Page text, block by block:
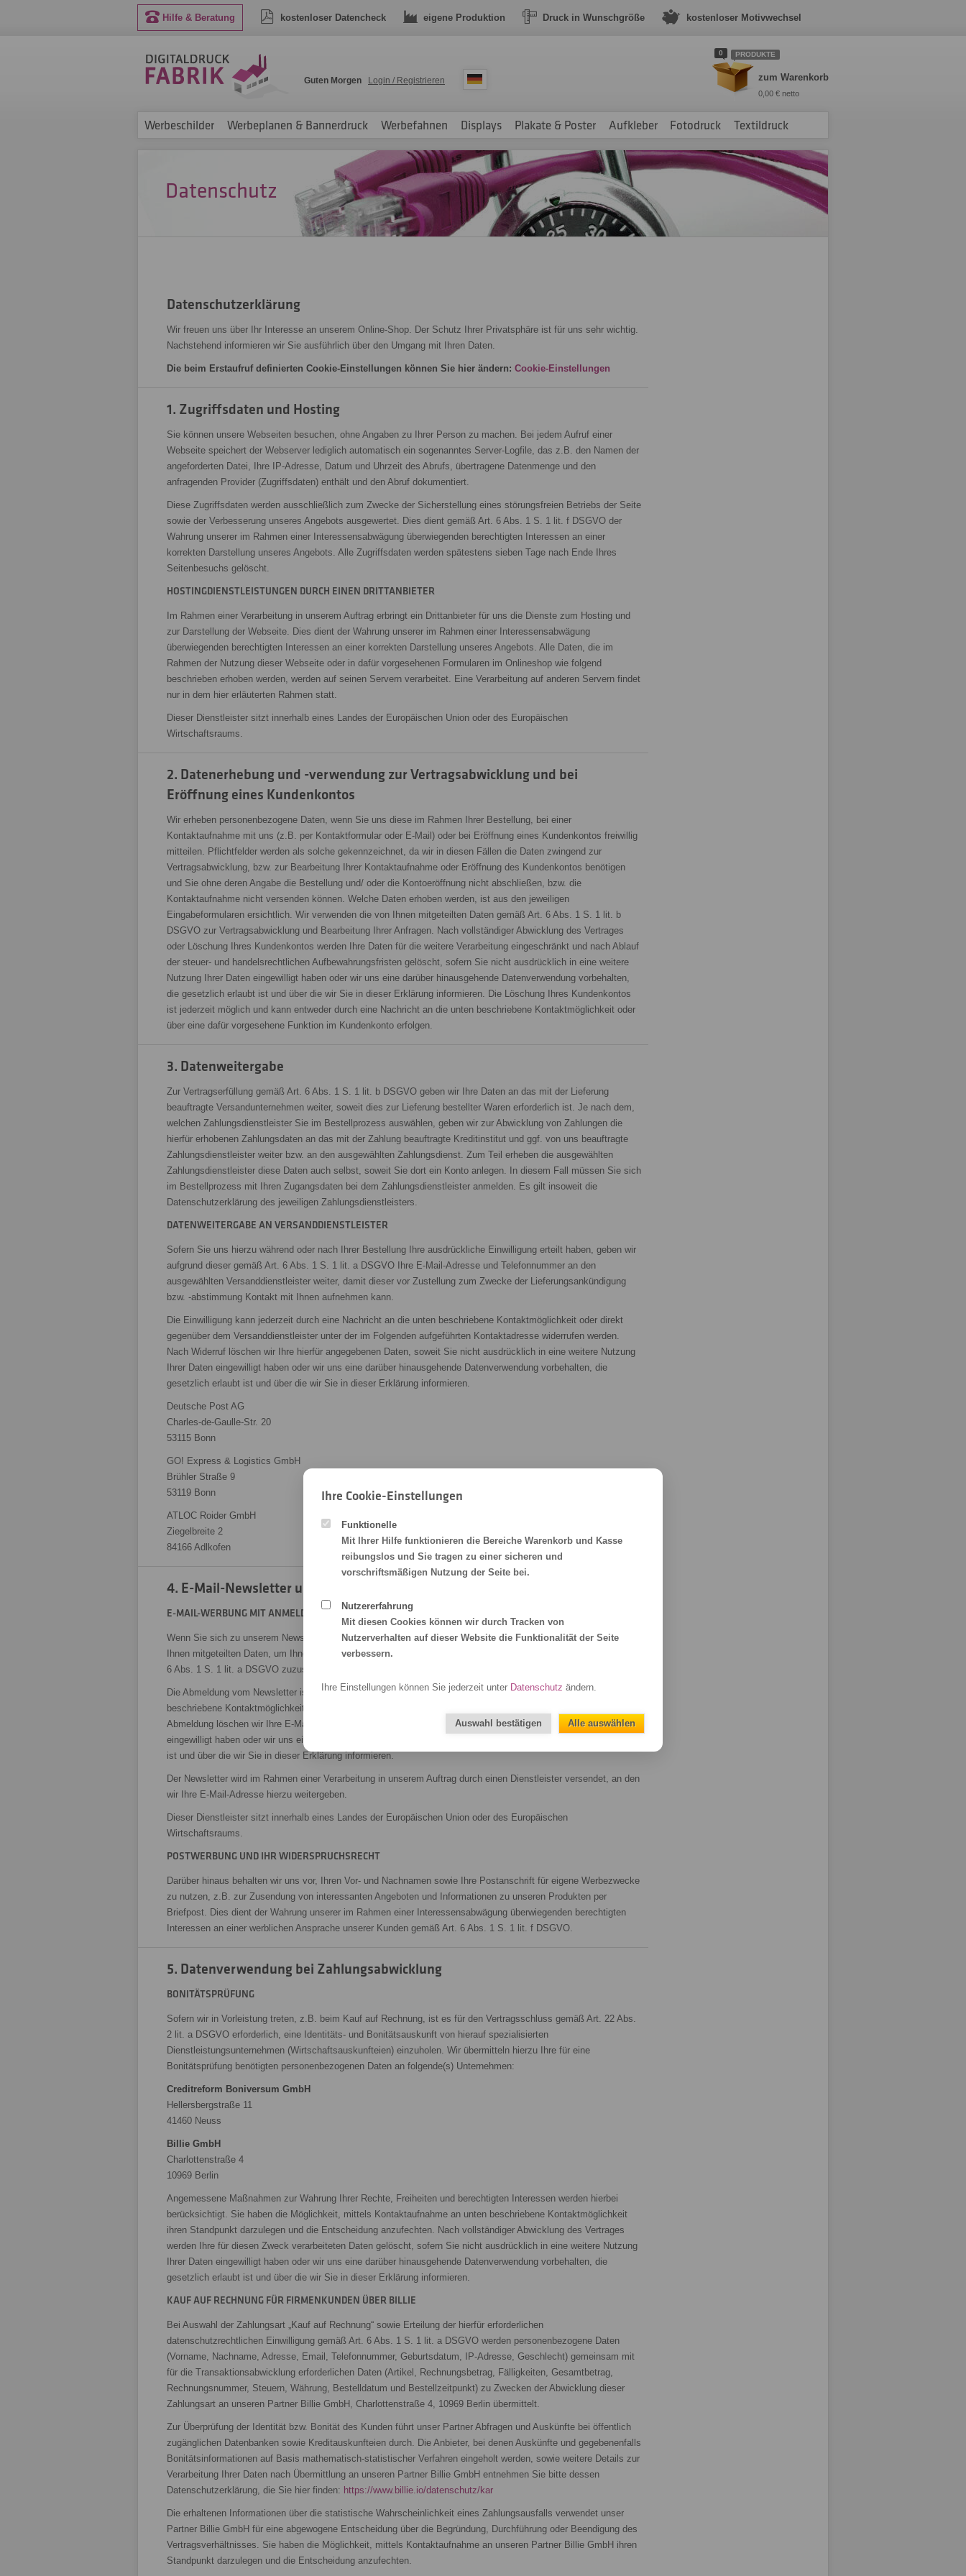
Hilfe & Beratung kostenloser Datencheck eigene Produktion Druck in Wunschgröße kostenloser Motivwechsel
0 PRODUKTE
zum Warenkorb
0,00 € netto
Guten Morgen Login / Registrieren
Werbeschilder Werbeplanen & Bannerdruck Werbefahnen Displays Plakate & Poster Aufkleber Fotodruck Textildruck
Datenschutz
Datenschutzerklärung
Wir freuen uns über Ihr Interesse an unserem Online-Shop. Der Schutz Ihrer Privatsphäre ist für uns sehr wichtig.
Nachstehend informieren wir Sie ausführlich über den Umgang mit Ihren Daten.
Die beim Erstaufruf definierten Cookie-Einstellungen können Sie hier ändern: Cookie-Einstellungen
1. Zugriffsdaten und Hosting
Sie können unsere Webseiten besuchen, ohne Angaben zu Ihrer Person zu machen. Bei jedem Aufruf einer
Webseite speichert der Webserver lediglich automatisch ein sogenanntes Server-Logfile, das z.B. den Namen der
angeforderten Datei, Ihre IP-Adresse, Datum und Uhrzeit des Abrufs, übertragene Datenmenge und den
anfragenden Provider (Zugriffsdaten) enthält und den Abruf dokumentiert.
Diese Zugriffsdaten werden ausschließlich zum Zwecke der Sicherstellung eines störungsfreien Betriebs der Seite
sowie der Verbesserung unseres Angebots ausgewertet. Dies dient gemäß Art. 6 Abs. 1 S. 1 lit. f DSGVO der
Wahrung unserer im Rahmen einer Interessensabwägung überwiegenden berechtigten Interessen an einer
korrekten Darstellung unseres Angebots. Alle Zugriffsdaten werden spätestens sieben Tage nach Ende Ihres
Seitenbesuchs gelöscht.
HOSTINGDIENSTLEISTUNGEN DURCH EINEN DRITTANBIETER
Im Rahmen einer Verarbeitung in unserem Auftrag erbringt ein Drittanbieter für uns die Dienste zum Hosting und
zur Darstellung der Webseite. Dies dient der Wahrung unserer im Rahmen einer Interessensabwägung
überwiegenden berechtigten Interessen an einer korrekten Darstellung unseres Angebots. Alle Daten, die im
Rahmen der Nutzung dieser Webseite oder in dafür vorgesehenen Formularen im Onlineshop wie folgend
beschrieben erhoben werden, werden auf seinen Servern verarbeitet. Eine Verarbeitung auf anderen Servern findet
nur in dem hier erläuterten Rahmen statt.
Dieser Dienstleister sitzt innerhalb eines Landes der Europäischen Union oder des Europäischen
Wirtschaftsraums.
2. Datenerhebung und -verwendung zur Vertragsabwicklung und bei
Eröffnung eines Kundenkontos
Wir erheben personenbezogene Daten, wenn Sie uns diese im Rahmen Ihrer Bestellung, bei einer
Kontaktaufnahme mit uns (z.B. per Kontaktformular oder E-Mail) oder bei Eröffnung eines Kundenkontos freiwillig
mitteilen. Pflichtfelder werden als solche gekennzeichnet, da wir in diesen Fällen die Daten zwingend zur
Vertragsabwicklung, bzw. zur Bearbeitung Ihrer Kontaktaufnahme oder Eröffnung des Kundenkontos benötigen
und Sie ohne deren Angabe die Bestellung und/ oder die Kontoeröffnung nicht abschließen, bzw. die
Kontaktaufnahme nicht versenden können. Welche Daten erhoben werden, ist aus den jeweiligen
Eingabeformularen ersichtlich. Wir verwenden die von Ihnen mitgeteilten Daten gemäß Art. 6 Abs. 1 S. 1 lit. b
DSGVO zur Vertragsabwicklung und Bearbeitung Ihrer Anfragen. Nach vollständiger Abwicklung des Vertrages
oder Löschung Ihres Kundenkontos werden Ihre Daten für die weitere Verarbeitung eingeschränkt und nach Ablauf
der steuer- und handelsrechtlichen Aufbewahrungsfristen gelöscht, sofern Sie nicht ausdrücklich in eine weitere
Nutzung Ihrer Daten eingewilligt haben oder wir uns eine darüber hinausgehende Datenverwendung vorbehalten,
die gesetzlich erlaubt ist und über die wir Sie in dieser Erklärung informieren. Die Löschung Ihres Kundenkontos
ist jederzeit möglich und kann entweder durch eine Nachricht an die unten beschriebene Kontaktmöglichkeit oder
über eine dafür vorgesehene Funktion im Kundenkonto erfolgen.
3. Datenweitergabe
Zur Vertragserfüllung gemäß Art. 6 Abs. 1 S. 1 lit. b DSGVO geben wir Ihre Daten an das mit der Lieferung
beauftragte Versandunternehmen weiter, soweit dies zur Lieferung bestellter Waren erforderlich ist. Je nach dem,
welchen Zahlungsdienstleister Sie im Bestellprozess auswählen, geben wir zur Abwicklung von Zahlungen die
hierfür erhobenen Zahlungsdaten an das mit der Zahlung beauftragte Kreditinstitut und ggf. von uns beauftragte
Zahlungsdienstleister weiter bzw. an den ausgewählten Zahlungsdienst. Zum Teil erheben die ausgewählten
Zahlungsdienstleister diese Daten auch selbst, soweit Sie dort ein Konto anlegen. In diesem Fall müssen Sie sich
im Bestellprozess mit Ihren Zugangsdaten bei dem Zahlungsdienstleister anmelden. Es gilt insoweit die
Datenschutzerklärung des jeweiligen Zahlungsdienstleisters.
DATENWEITERGABE AN VERSANDDIENSTLEISTER
Sofern Sie uns hierzu während oder nach Ihrer Bestellung Ihre ausdrückliche Einwilligung erteilt haben, geben wir
aufgrund dieser gemäß Art. 6 Abs. 1 S. 1 lit. a DSGVO Ihre E-Mail-Adresse und Telefonnummer an den
ausgewählten Versanddienstleister weiter, damit dieser vor Zustellung zum Zwecke der Lieferungsankündigung
bzw. -abstimmung Kontakt mit Ihnen aufnehmen kann.
Die Einwilligung kann jederzeit durch eine Nachricht an die unten beschriebene Kontaktmöglichkeit oder direkt
gegenüber dem Versanddienstleister unter der im Folgenden aufgeführten Kontaktadresse widerrufen werden.
Nach Widerruf löschen wir Ihre hierfür angegebenen Daten, soweit Sie nicht ausdrücklich in eine weitere Nutzung
Ihrer Daten eingewilligt haben oder wir uns eine darüber hinausgehende Datenverwendung vorbehalten, die
gesetzlich erlaubt ist und über die wir Sie in dieser Erklärung informieren.
Deutsche Post AG
Charles-de-Gaulle-Str. 20
53115 Bonn
GO! Express & Logistics GmbH
Brühler Straße 9
53119 Bonn
ATLOC Roider GmbH
Ziegelbreite 2
84166 Adlkofen
4. E-Mail-Newsletter und Postwerbung
E-MAIL-WERBUNG MIT ANMELDUNG ZUM NEWSLETTER
Wenn Sie sich zu unserem Newsletter anmelden, verwenden wir die hierfür erforderlichen oder gesondert von
Ihnen mitgeteilten Daten, um Ihnen regelmäßig unseren E-Mail-Newsletter aufgrund Ihrer Einwilligung gemäß Art.
6 Abs. 1 S. 1 lit. a DSGVO zuzusenden.
Die Abmeldung vom Newsletter ist jederzeit möglich und kann entweder durch eine Nachricht an die unten
beschriebene Kontaktmöglichkeit oder über einen dafür vorgesehenen Link im Newsletter erfolgen. Nach
Abmeldung löschen wir Ihre E-Mail-Adresse, soweit Sie nicht ausdrücklich in eine weitere Nutzung Ihrer Daten
eingewilligt haben oder wir uns eine darüber hinausgehende Datenverwendung vorbehalten, die gesetzlich erlaubt
ist und über die wir Sie in dieser Erklärung informieren.
Der Newsletter wird im Rahmen einer Verarbeitung in unserem Auftrag durch einen Dienstleister versendet, an den
wir Ihre E-Mail-Adresse hierzu weitergeben.
Dieser Dienstleister sitzt innerhalb eines Landes der Europäischen Union oder des Europäischen
Wirtschaftsraums.
POSTWERBUNG UND IHR WIDERSPRUCHSRECHT
Darüber hinaus behalten wir uns vor, Ihren Vor- und Nachnamen sowie Ihre Postanschrift für eigene Werbezwecke
zu nutzen, z.B. zur Zusendung von interessanten Angeboten und Informationen zu unseren Produkten per
Briefpost. Dies dient der Wahrung unserer im Rahmen einer Interessensabwägung überwiegenden berechtigten
Interessen an einer werblichen Ansprache unserer Kunden gemäß Art. 6 Abs. 1 S. 1 lit. f DSGVO.
5. Datenverwendung bei Zahlungsabwicklung
BONITÄTSPRÜFUNG
Sofern wir in Vorleistung treten, z.B. beim Kauf auf Rechnung, ist es für den Vertragsschluss gemäß Art. 22 Abs.
2 lit. a DSGVO erforderlich, eine Identitäts- und Bonitätsauskunft von hierauf spezialisierten
Dienstleistungsunternehmen (Wirtschaftsauskunfteien) einzuholen. Wir übermitteln hierzu Ihre für eine
Bonitätsprüfung benötigten personenbezogenen Daten an folgende(s) Unternehmen:
Creditreform Boniversum GmbH
Hellersbergstraße 11
41460 Neuss
Billie GmbH
Charlottenstraße 4
10969 Berlin
Angemessene Maßnahmen zur Wahrung Ihrer Rechte, Freiheiten und berechtigten Interessen werden hierbei
berücksichtigt. Sie haben die Möglichkeit, mittels Kontaktaufnahme an unten beschriebene Kontaktmöglichkeit
ihren Standpunkt darzulegen und die Entscheidung anzufechten. Nach vollständiger Abwicklung des Vertrages
werden Ihre für diesen Zweck verarbeiteten Daten gelöscht, sofern Sie nicht ausdrücklich in eine weitere Nutzung
Ihrer Daten eingewilligt haben oder wir uns eine darüber hinausgehende Datenverwendung vorbehalten, die
gesetzlich erlaubt ist und über die wir Sie in dieser Erklärung informieren.
KAUF AUF RECHNUNG FÜR FIRMENKUNDEN ÜBER BILLIE
Bei Auswahl der Zahlungsart „Kauf auf Rechnung“ sowie Erteilung der hierfür erforderlichen
datenschutzrechtlichen Einwilligung gemäß Art. 6 Abs. 1 S. 1 lit. a DSGVO werden personenbezogene Daten
(Vorname, Nachname, Adresse, Email, Telefonnummer, Geburtsdatum, IP-Adresse, Geschlecht) gemeinsam mit
für die Transaktionsabwicklung erforderlichen Daten (Artikel, Rechnungsbetrag, Fälligkeiten, Gesamtbetrag,
Rechnungsnummer, Steuern, Währung, Bestelldatum und Bestellzeitpunkt) zu Zwecken der Abwicklung dieser
Zahlungsart an unseren Partner Billie GmbH, Charlottenstraße 4, 10969 Berlin übermittelt.
Zur Überprüfung der Identität bzw. Bonität des Kunden führt unser Partner Abfragen und Auskünfte bei öffentlich
zugänglichen Datenbanken sowie Kreditauskunfteien durch. Die Anbieter, bei denen Auskünfte und gegebenenfalls
Bonitätsinformationen auf Basis mathematisch-statistischer Verfahren eingeholt werden, sowie weitere Details zur
Verarbeitung Ihrer Daten nach Übermittlung an unseren Partner Billie GmbH entnehmen Sie bitte dessen
Datenschutzerklärung, die Sie hier finden: https://www.billie.io/datenschutz/kar
Die erhaltenen Informationen über die statistische Wahrscheinlichkeit eines Zahlungsausfalls verwendet unser
Partner Billie GmbH für eine abgewogene Entscheidung über die Begründung, Durchführung oder Beendigung des
Vertragsverhältnisses. Sie haben die Möglichkeit, mittels Kontaktaufnahme an unseren Partner Billie GmbH ihren
Standpunkt darzulegen und die Entscheidung anzufechten.
Ihre Cookie-Einstellungen
Funktionelle
Mit Ihrer Hilfe funktionieren die Bereiche Warenkorb und Kasse
reibungslos und Sie tragen zu einer sicheren und
vorschriftsmäßigen Nutzung der Seite bei.
Nutzererfahrung
Mit diesen Cookies können wir durch Tracken von
Nutzerverhalten auf dieser Website die Funktionalität der Seite
verbessern.
Ihre Einstellungen können Sie jederzeit unter Datenschutz ändern.
Alle auswählen
Auswahl bestätigen